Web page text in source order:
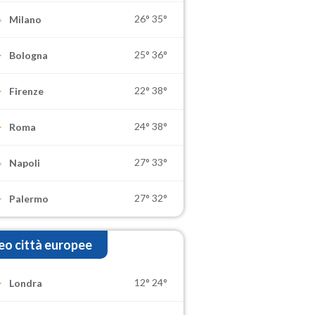
Milano 26° 35°
Bologna 25° 36°
Firenze 22° 38°
Roma 24° 38°
Napoli 27° 33°
Palermo 27° 32°
città europee
Londra 12° 24°